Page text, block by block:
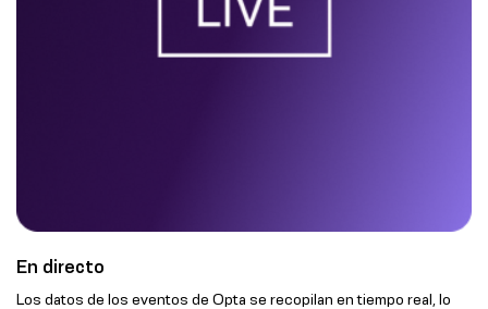
En directo
Los datos de los eventos de Opta se recopilan en tiempo real, lo